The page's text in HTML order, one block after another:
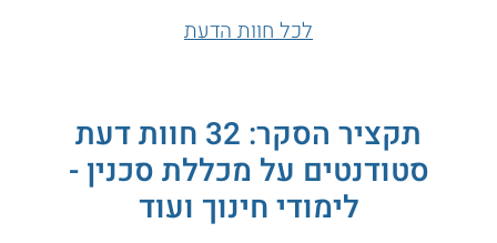
לכל חוות הדעת
תקציר הסקר: 32 חוות דעת
סטודנטים על מכללת סכנין -
לימודי חינוך ועוד